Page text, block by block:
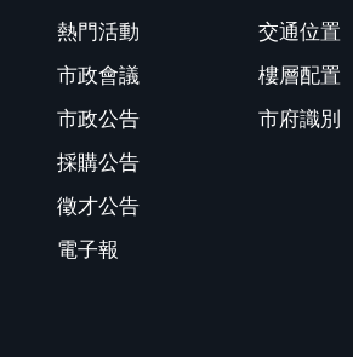
熱門活動
市政會議
市政公告
採購公告
徵才公告
電子報
交通位置
樓層配置
市府識別